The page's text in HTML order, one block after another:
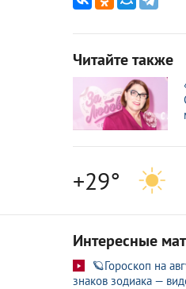
Читайте также
+29°
Интересные
🪐Гороскоп на
знаков зодиака —